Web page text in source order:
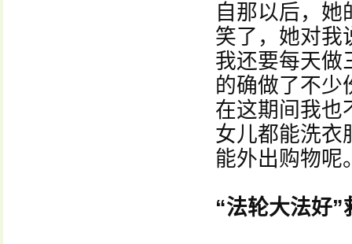
自那以后，
笑了，她对我
我还要每天做
的确做了不少
在这期间我也
女儿都能洗衣
能外出购物呢
“法轮大法好”